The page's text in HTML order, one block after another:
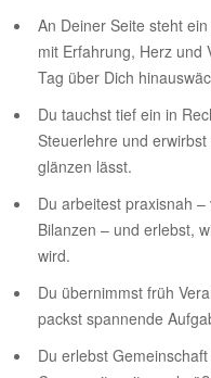
An Deiner Seite steht
mit Erfahrung, Herz und
Tag über Dich
Du tauchst tief ein in
Steuerlehre und
glänzen lässt.
Du arbeitest praxisnah
Bilanzen – und erlebst,
wird.
Du übernimmst früh
packst spannende
Du erlebst